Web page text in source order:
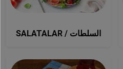
SALATALAR / السلطات